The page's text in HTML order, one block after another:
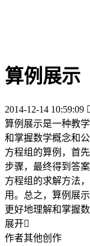
算例展示
2014-12-14 10:59:09
算例展示是一种教
和掌握数学概念和
方程组的算例，首
步骤，最终得到答
方程组的求解方法
用。总之，算例展
更好地理解和掌握数
展开
作者其他创作